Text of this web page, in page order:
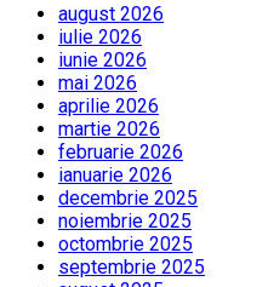
august 2026
iulie 2026
iunie 2026
mai 2026
aprilie 2026
martie 2026
februarie 2026
ianuarie 2026
decembrie 2025
noiembrie 2025
octombrie 2025
septembrie 2025